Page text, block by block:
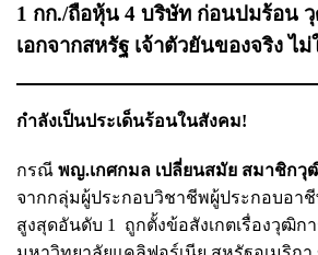
1 กก./ถือหุ้น 4 บริษัท ก่อนปมร้อน
เอกจากสหรัฐ เจ้าตัวยันของจริง ไ
กำลังเป็นประเด็นร้อนในสังคม!
กรณี พญ.เกศกมล เปลี่ยนสมัย สมาชิกวุ
จากกลุ่มผู้ประกอบวิชาชีพผู้ประกอบอา
สูงสุดอันดับ 1 ถูกตั้งข้อสังเกตเรื่องวุฒิก